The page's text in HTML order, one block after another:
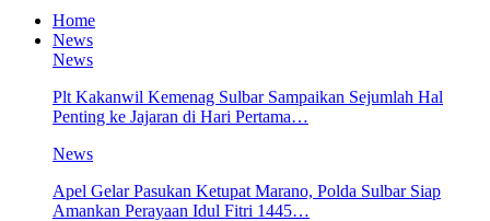
Home
News
News
Plt Kakanwil Kemenag Sulbar Sampaikan Sejumlah Hal
Penting ke Jajaran di Hari Pertama…
News
Apel Gelar Pasukan Ketupat Marano, Polda Sulbar Siap
Amankan Perayaan Idul Fitri 1445…